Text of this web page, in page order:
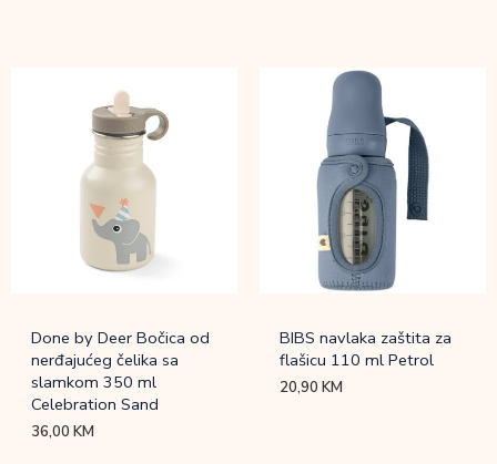
Done by Deer Bočica od
nerđajućeg čelika sa
slamkom 350 ml
Celebration Sand
36,00KM
BIBS navlaka zaštita za
flašicu 110 ml Petrol
20,90KM